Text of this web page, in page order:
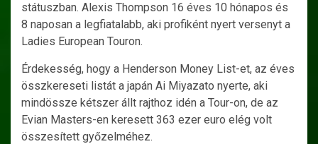
státuszban. Alexis Thompson 16 éves 10 hónapos és
8 naposan a legfiatalabb, aki profiként nyert versenyt a
Ladies European Touron.
Érdekesség, hogy a Henderson Money List-et, az éves
összkereseti listát a japán Ai Miyazato nyerte, aki
mindössze kétszer állt rajthoz idén a Tour-on, de az
Evian Masters-en keresett 363 ezer euro elég volt
összesített győzelméhez.